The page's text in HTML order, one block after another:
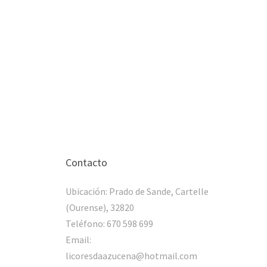
Contacto
Ubicación: Prado de Sande, Cartelle
(Ourense), 32820
Teléfono: 670 598 699
Email:
licoresdaazucena@hotmail.com